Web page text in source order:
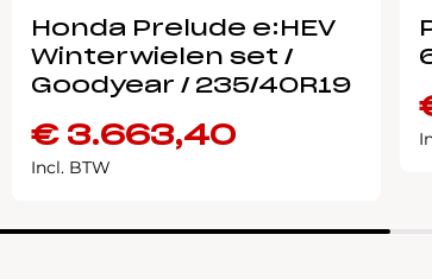
Honda Prelude e:HEV
Winterwielen set /
Goodyear / 235/40R19
€3.663,40
Incl. BTW